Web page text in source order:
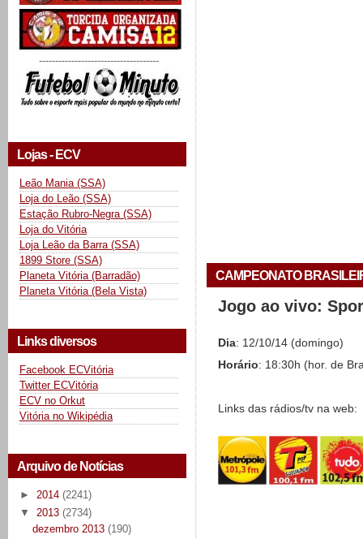
-------------------------------------
Lojas - ECV
Leão Mania (SSA)
Loja do Leão (SSA)
Estação Rubro-Negra (SSA)
Loja do Vitória
Loja Leão da Barra (SSA)
1899 Store (SSA)
Planeta Vitória (Barradão)
Planeta Vitória (Bela Vista)
Links diversos
Facebook ECVitória
Twitter ECVitória
ECV no Orkut
Vitória no Wikipédia
Arquivo de Notícias
► 2014 (2241)
▼ 2013 (2734)
dezembro 2013 (190)
CAMPEONATO
Jogo ao vivo:
Dia: 12/10/14 (domingo)
Horário: 18:30h (hor. de
Links das rádios/tv na web: